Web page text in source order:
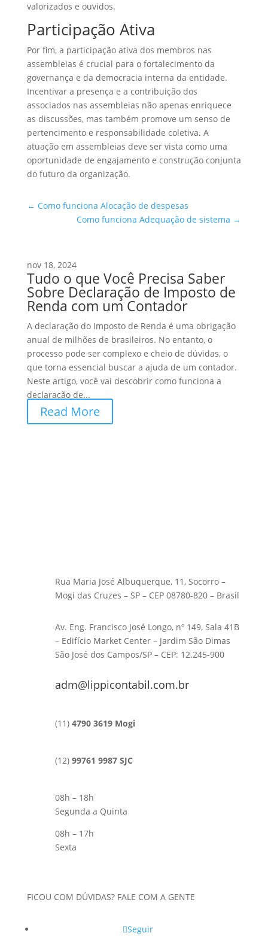
valorizados e ouvidos.
Participação Ativa
Por fim, a participação ativa dos membros nas
assembleias é crucial para o fortalecimento da
governança e da democracia interna da entidade.
Incentivar a presença e a contribuição dos
associados nas assembleias não apenas enriquece
as discussões, mas também promove um senso de
pertencimento e responsabilidade coletiva. A
atuação em assembleias deve ser vista como uma
oportunidade de engajamento e construção conjunta
do futuro da organização.
← Como funciona Alocação de despesas
Como funciona Adequação de sistema →
nov 18, 2024
Tudo o que Você Precisa Saber
Sobre Declaração de Imposto de
Renda com um Contador
A declaração do Imposto de Renda é uma obrigação
anual de milhões de brasileiros. No entanto, o
processo pode ser complexo e cheio de dúvidas, o
que torna essencial buscar a ajuda de um contador.
Neste artigo, você vai descobrir como funciona a
declaração de...
Read More
Rua Maria José Albuquerque, 11, Socorro –
Mogi das Cruzes – SP – CEP 08780-820 – Brasil
Av. Eng. Francisco José Longo, nº 149, Sala 41B
– Edifício Market Center – Jardim São Dimas
São José dos Campos/SP – CEP: 12.245-900
adm@lippicontabil.com.br
(11) 4790 3619 Mogi
(12) 99761 9987 SJC
08h – 18h
Segunda a Quinta
08h – 17h
Sexta
FICOU COM DÚVIDAS? FALE COM A GENTE
Seguir